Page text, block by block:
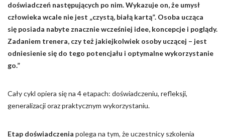
doświadczeń następujących po nim. Wykazuje on, że umysł
człowieka wcale nie jest „czystą, białą kartą”. Osoba ucząca
się posiada nabyte znacznie wcześniej idee, koncepcje i poglądy.
Zadaniem trenera, czy też jakiejkolwiek osoby uczącej – jest
odniesienie się do tego potencjału i optymalne wykorzystanie
go.”
Cały cykl opiera się na 4 etapach: doświadczeniu, refleksji,
generalizacji oraz praktycznym wykorzystaniu.
Etap doświadczenia polega na tym, że uczestnicy szkolenia